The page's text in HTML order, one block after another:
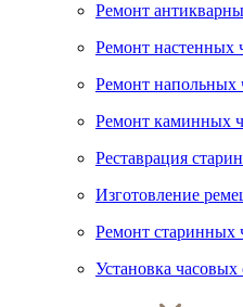
Ремонт
Ремонт настенных
Ремонт напольных
Ремонт каминных
Реставрация
Изготовление
Ремонт старинных
Установка часовых